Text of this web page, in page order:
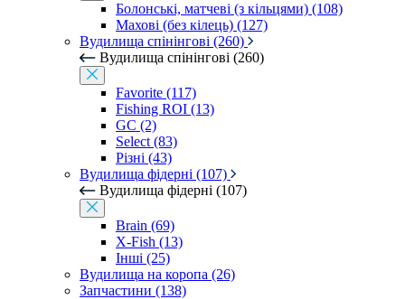
Болонські, матчеві (з кільцями) (108)
Махові (без кілець) (127)
Вудилища спінінгові (260)
Вудилища спінінгові (260)
Favorite (117)
Fishing ROI (13)
GC (2)
Select (83)
Різні (43)
Вудилища фідерні (107)
Вудилища фідерні (107)
Brain (69)
X-Fish (13)
Інші (25)
Вудилища на коропа (26)
Запчастини (138)